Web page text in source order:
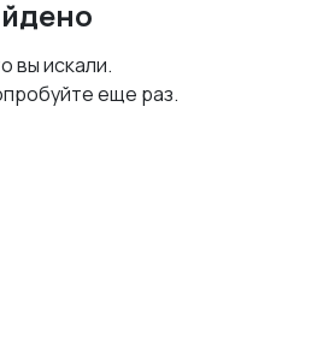
вы искали.
еще раз.